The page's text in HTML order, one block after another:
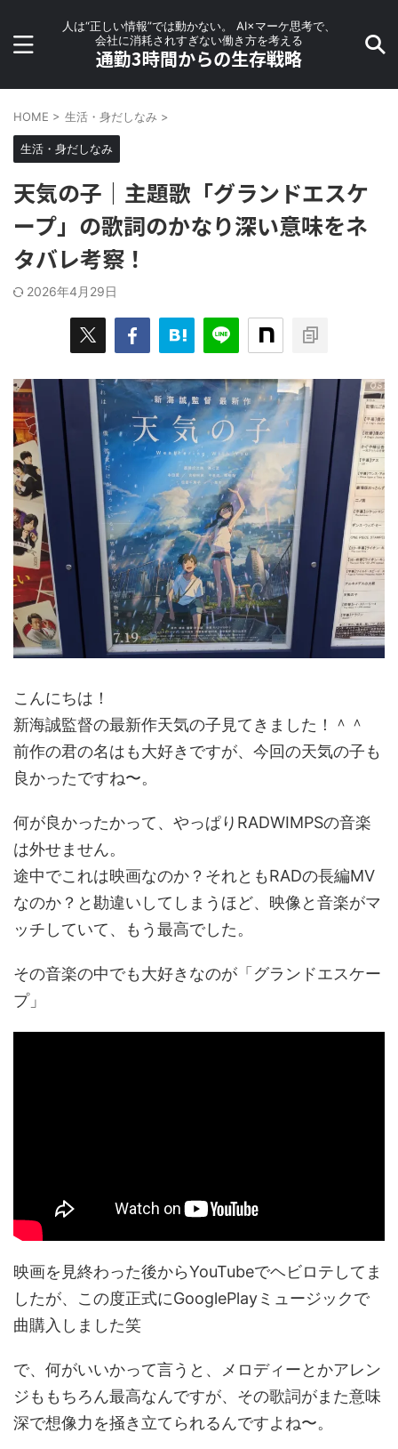
人は“正しい情報”では動かない。 AI×マーケ思考で、
会社に消耗されすぎない働き方を考える
通勤3時間からの生存戦略
HOME > 生活・身だしなみ >
生活・身だしなみ
天気の子｜主題歌「グランドエスケ
ープ」の歌詞のかなり深い意味をネ
タバレ考察！
2026年4月29日
こんにちは！
新海誠監督の最新作天気の子見てきました！＾＾
前作の君の名はも大好きですが、今回の天気の子も
良かったですね〜。
何が良かったかって、やっぱりRADWIMPSの音楽
は外せません。
途中でこれは映画なのか？それともRADの長編MV
なのか？と勘違いしてしまうほど、映像と音楽がマ
ッチしていて、もう最高でした。
その音楽の中でも大好きなのが「グランドエスケー
プ」
映画を見終わった後からYouTubeでヘビロテしてま
したが、この度正式にGooglePlayミュージックで
曲購入しました笑
で、何がいいかって言うと、メロディーとかアレン
ジももちろん最高なんですが、その歌詞がまた意味
深で想像力を掻き立てられるんですよね〜。